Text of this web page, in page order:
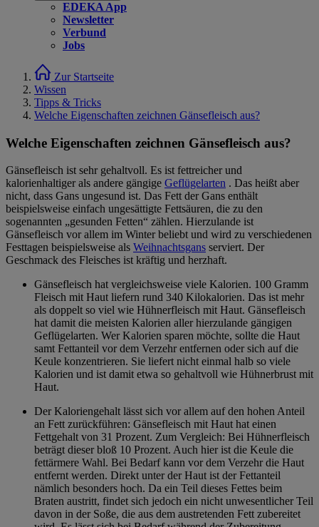
EDEKA App
Newsletter
Verbund
Jobs
Zur Startseite
Wissen
Tipps & Tricks
Welche Eigenschaften zeichnen Gänsefleisch aus?
Welche Eigenschaften zeichnen Gänsefleisch aus?
Gänsefleisch ist sehr gehaltvoll. Es ist fettreicher und
kalorienhaltiger als andere gängige Geflügelarten . Das heißt aber
nicht, dass Gans ungesund ist. Das Fett der Gans enthält
beispielsweise einfach ungesättigte Fettsäuren, die zu den
sogenannten „gesunden Fetten“ zählen. Hierzulande ist
Gänsefleisch vor allem im Winter beliebt und wird zu verschiedenen
Festtagen beispielsweise als Weihnachtsgans serviert. Der
Geschmack des Fleisches ist kräftig und herzhaft.
Gänsefleisch hat vergleichsweise viele Kalorien. 100 Gramm
Fleisch mit Haut liefern rund 340 Kilokalorien. Das ist mehr
als doppelt so viel wie Hühnerfleisch mit Haut. Gänsefleisch
hat damit die meisten Kalorien aller hierzulande gängigen
Geflügelarten. Wer Kalorien sparen möchte, sollte die Haut
samt Fettanteil vor dem Verzehr entfernen oder sich auf die
Keule konzentrieren. Sie liefert nicht einmal halb so viele
Kalorien und ist damit etwa so gehaltvoll wie Hühnerbrust mit
Haut.
Der Kaloriengehalt lässt sich vor allem auf den hohen Anteil
an Fett zurückführen: Gänsefleisch mit Haut hat einen
Fettgehalt von 31 Prozent. Zum Vergleich: Bei Hühnerfleisch
beträgt dieser bloß 10 Prozent. Auch hier ist die Keule die
fettärmere Wahl. Bei Bedarf kann vor dem Verzehr die Haut
entfernt werden. Direkt unter der Haut ist der Fettanteil
nämlich besonders hoch. Da ein Teil dieses Fettes beim
Braten austritt, findet sich jedoch ein nicht unwesentlicher Teil
davon in der Soße, die aus dem austretenden Fett zubereitet